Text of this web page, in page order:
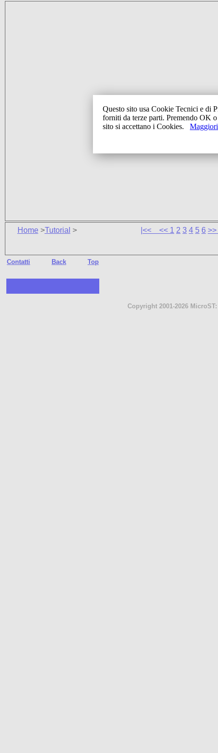
Home >Tutorial > |<< << 1 2 3 4 5 6 >>
Contatti Back Top
Copyright 2001-2026
Questo sito usa Cookie Tecnici e di
forniti da terze parti. Premendo OK
sito si accettano i Cookies.